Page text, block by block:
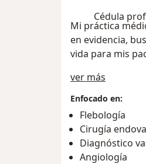
Cédula
Mi práctica
en evidencia,
vida para mis
ver más
Enfocado en:
Flebología
Cirugía
Diagnóstico
Angiología